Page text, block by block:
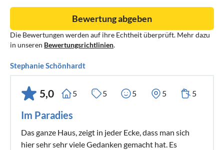
Die Bewertungen werden auf ihre Echtheit überprüft. Mehr dazu
in unseren Bewertungsrichtlinien.
Bewertung abgeben
Stephanie Schönhardt
5,0 5 5 5 5 5
Im Paradies
Das ganze Haus, zeigt in jeder Ecke, dass man sich
hier sehr sehr viele Gedanken gemacht hat. Es